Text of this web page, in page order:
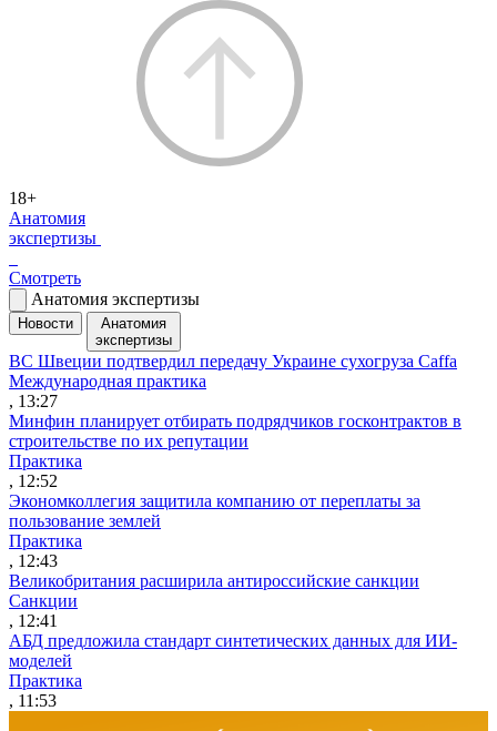
18+
Анатомия
экспертизы
Смотреть
Анатомия экспертизы
Новости
Анатомия
экспертизы
ВС Швеции подтвердил передачу Украине сухогруза Caffa
Международная практика
, 13:27
Минфин планирует отбирать подрядчиков госконтрактов в
строительстве по их репутации
Практика
, 12:52
Экономколлегия защитила компанию от переплаты за
пользование землей
Практика
, 12:43
Великобритания расширила антироссийские санкции
Санкции
, 12:41
АБД предложила стандарт синтетических данных для ИИ-
моделей
Практика
, 11:53